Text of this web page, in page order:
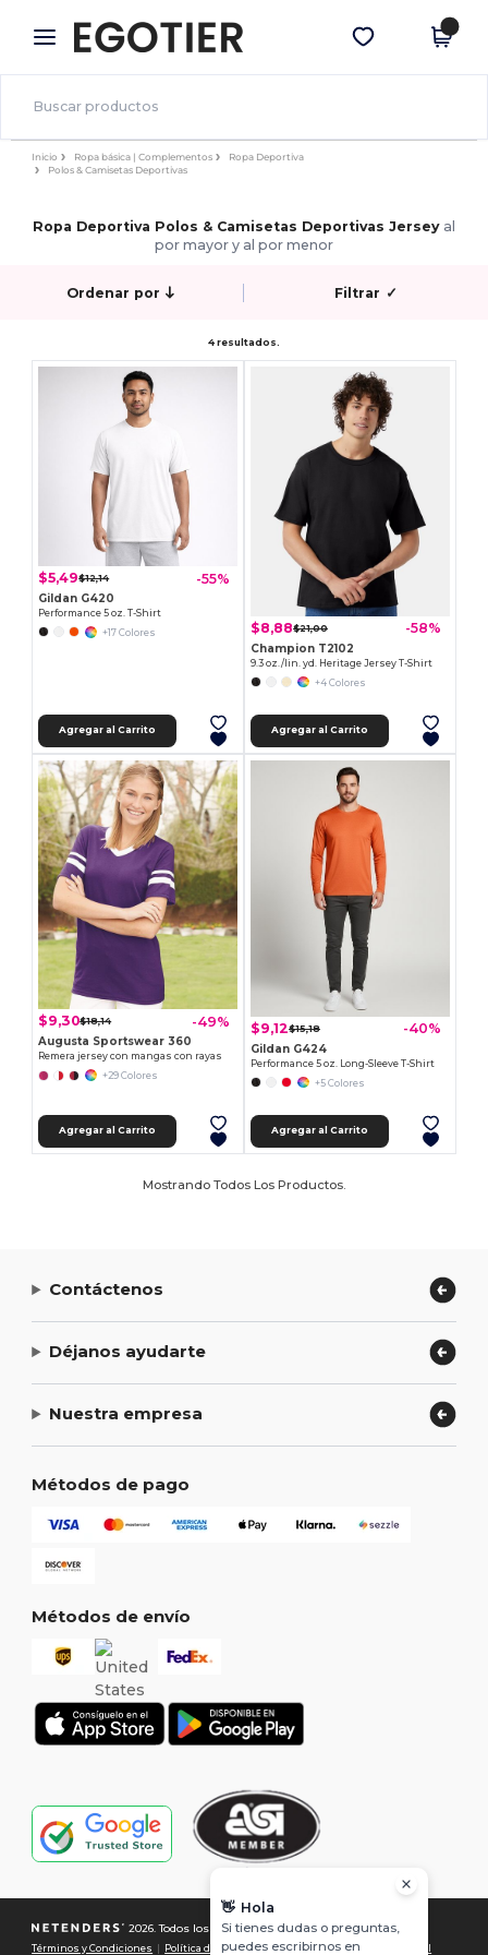
× App de Egotier
¡Mejores precios en app!
Descargar app
Inicio Ropa básica | Complementos
Ropa Deportiva
Polos & Camisetas Deportivas
Ropa Deportiva Polos & Camisetas Deportivas Jersey al
por mayor y al por menor
Ordenar por Filtrar ✓
4 resultados.
$5,49$12,14 -55%
Gildan G420
Performance 5 oz. T-Shirt
+17 Colores
Agregar al Carrito
$8,88$21,00 -58%
Champion T2102
9.3 oz./lin. yd. Heritage Jersey T-Shirt
+4 Colores
Agregar al Carrito
$9,30$18,14 -49%
Augusta Sportswear 360
Remera jersey con mangas con rayas
+29 Colores
Agregar al Carrito
$9,12$15,18 -40%
Gildan G424
Performance 5 oz. Long-Sleeve T-Shirt
+5 Colores
Agregar al Carrito
Mostrando Todos Los Productos.
Contáctenos
Déjanos ayudarte
Nuestra empresa
Métodos de pago
Métodos de envío
2026. Todos los derechos reservados
Términos y Condiciones Política de Privacidad |Política de Cookies
👋 Hola
Si tienes dudas o preguntas,
puedes escribirnos en